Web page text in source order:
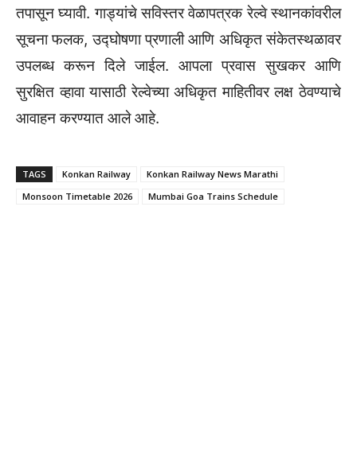
तपासून घ्यावी. गाड्यांचे सविस्तर वेळापत्रक रेल्वे स्थानकांवरील
सूचना फलक, उद्घोषणा प्रणाली आणि अधिकृत संकेतस्थळावर
उपलब्ध करून दिले जाईल. आपला प्रवास सुखकर आणि
सुरक्षित व्हावा यासाठी रेल्वेच्या अधिकृत माहितीवर लक्ष ठेवण्याचे
आवाहन करण्यात आले आहे.
TAGS Konkan Railway
Konkan Railway News Marathi
Monsoon Timetable 2026
Mumbai Goa Trains Schedule